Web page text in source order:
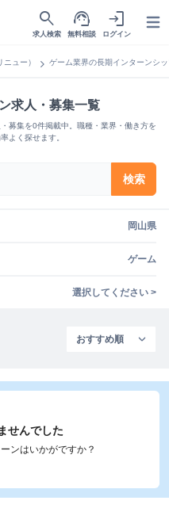
search
求人検索
support_agent
無料相談
login
ログイン
ュー） chevron_right ゲーム業界の長期インターンシ
求人・募集一覧
募集を0件掲載中。職種・業界・働き方を
よく探せます。
検索
岡山県
ゲーム
選択してください >
せんでした
ンはいかがですか？